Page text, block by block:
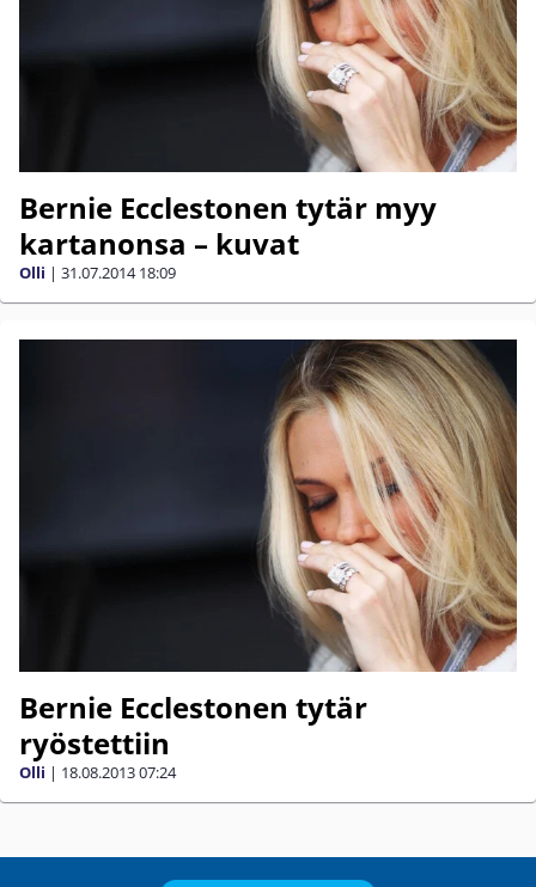
Bernie Ecclestonen tytär myy
kartanonsa – kuvat
Olli | 31.07.2014 18:09
Bernie Ecclestonen tytär
ryöstettiin
Olli | 18.08.201307:24